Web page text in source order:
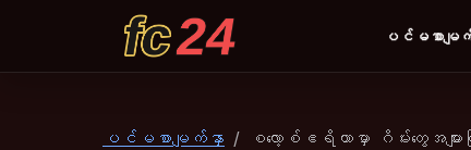
fc24
ပင်မစာမျ
ပင်မစာမျက်နှာ စလော့စ်ဧရိယာမှာ ဂိမ်းတွေအများ